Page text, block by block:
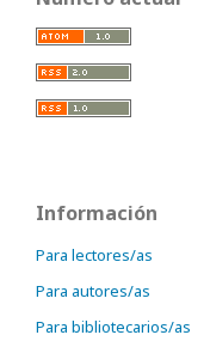
Información
Para lectores/as
Para autores/as
Para bibliotecarios/as